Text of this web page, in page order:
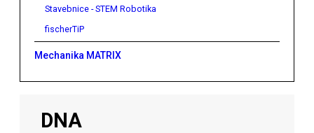
Stavebnice - STEM Robotika
fischerTiP
Mechanika MATRIX
DNA